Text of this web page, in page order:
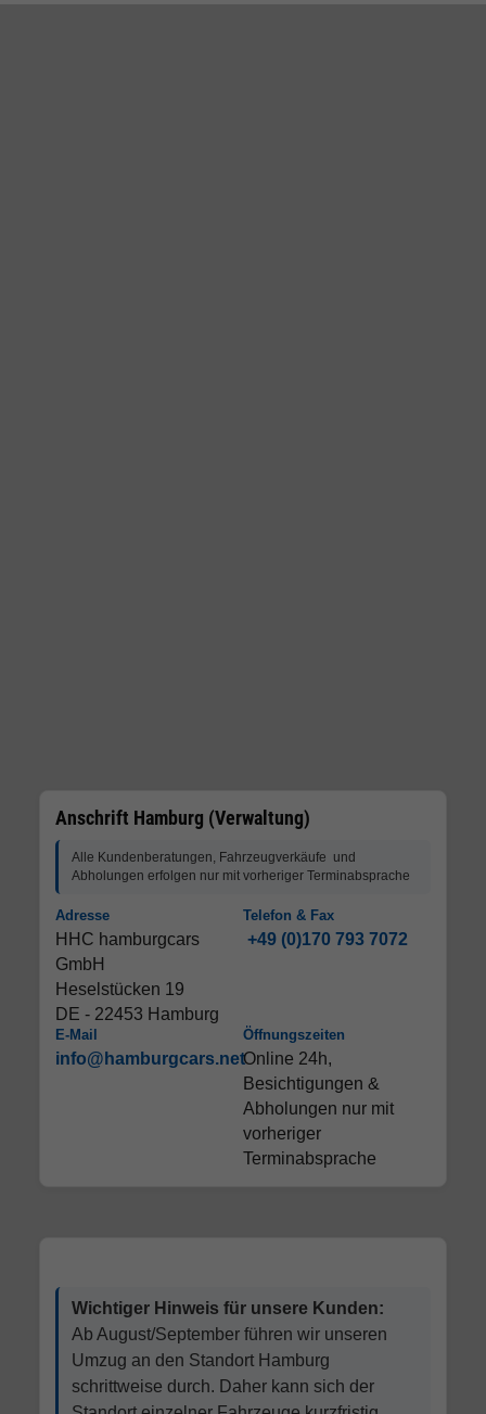
Anschrift Hamburg (Verwaltung)
Alle Kundenberatungen, Fahrzeugverkäufe und
Abholungen erfolgen nur mit vorheriger Terminabsprache
Adresse
HHC hamburgcars
GmbH
Heselstücken 19
DE - 22453 Hamburg
Telefon & Fax
+49 (0)170 793 7072
E-Mail
info@hamburgcars.net
Öffnungszeiten
Online 24h,
Besichtigungen &
Abholungen nur mit
vorheriger
Terminabsprache
Wichtiger Hinweis für unsere Kunden:
Ab August/September führen wir unseren
Umzug an den Standort Hamburg
schrittweise durch. Daher kann sich der